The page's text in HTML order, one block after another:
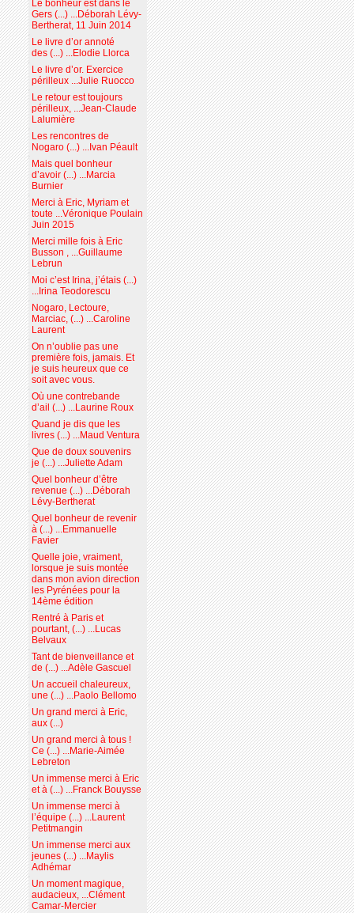
Le bonheur est dans le
Gers (...) ...Déborah Lévy-
Bertherat, 11 Juin 2014
Le livre d’or annoté
des (...) ...Elodie Llorca
Le livre d’or. Exercice
périlleux ...Julie Ruocco
Le retour est toujours
périlleux, ...Jean-Claude
Lalumière
Les rencontres de
Nogaro (...) ...Ivan Péault
Mais quel bonheur
d’avoir (...) ...Marcia
Burnier
Merci à Eric, Myriam et
toute ...Véronique Poulain
Juin 2015
Merci mille fois à Eric
Busson , ...Guillaume
Lebrun
Moi c’est Irina, j’étais (...)
...Irina Teodorescu
Nogaro, Lectoure,
Marciac, (...) ...Caroline
Laurent
On n’oublie pas une
première fois, jamais. Et
je suis heureux que ce
soit avec vous.
Où une contrebande
d’ail (...) ...Laurine Roux
Quand je dis que les
livres (...) ...Maud Ventura
Que de doux souvenirs
je (...) ...Juliette Adam
Quel bonheur d’être
revenue (...) ...Déborah
Lévy-Bertherat
Quel bonheur de revenir
à (...) ...Emmanuelle
Favier
Quelle joie, vraiment,
lorsque je suis montée
dans mon avion direction
les Pyrénées pour la
14ème édition
Rentré à Paris et
pourtant, (...) ...Lucas
Belvaux
Tant de bienveillance et
de (...) ...Adèle Gascuel
Un accueil chaleureux,
une (...) ...Paolo Bellomo
Un grand merci à Eric,
aux (...)
Un grand merci à tous !
Ce (...) ...Marie-Aimée
Lebreton
Un immense merci à Eric
et à (...) ...Franck Bouysse
Un immense merci à
l’équipe (...) ...Laurent
Petitmangin
Un immense merci aux
jeunes (...) ...Maylis
Adhémar
Un moment magique,
audacieux, ...Clément
Camar-Mercier